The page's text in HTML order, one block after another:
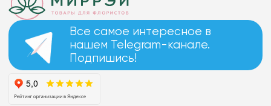
Все самое интересное в
нашем Telegram-канале.
Подпишись!